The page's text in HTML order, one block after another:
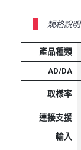
規格說明
產品種類
AD/DA
取樣率
連接支援
輸入